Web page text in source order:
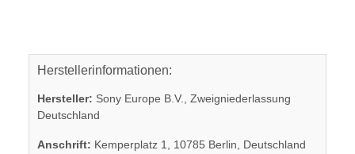
Herstellerinformationen:
Hersteller: Sony Europe B.V., Zweigniederlassung
Deutschland
Anschrift: Kemperplatz 1, 10785 Berlin, Deutschland